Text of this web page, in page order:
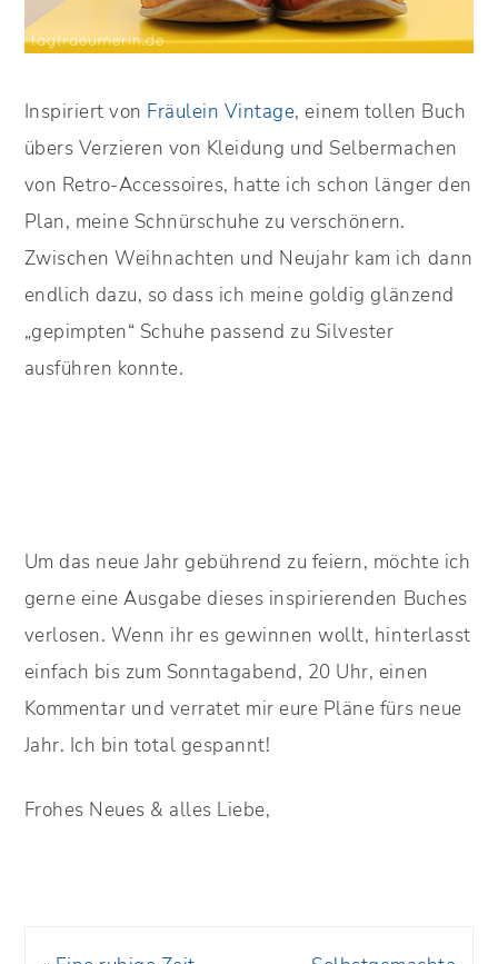
Inspiriert von Fräulein Vintage, einem tollen Buch
übers Verzieren von Kleidung und Selbermachen
von Retro-Accessoires, hatte ich schon länger den
Plan, meine Schnürschuhe zu verschönern.
Zwischen Weihnachten und Neujahr kam ich dann
endlich dazu, so dass ich meine goldig glänzend
„gepimpten“ Schuhe passend zu Silvester
ausführen konnte.
Um das neue Jahr gebührend zu feiern, möchte ich
gerne eine Ausgabe dieses inspirierenden Buches
verlosen. Wenn ihr es gewinnen wollt, hinterlasst
einfach bis zum Sonntagabend, 20 Uhr, einen
Kommentar und verratet mir eure Pläne fürs neue
Jahr. Ich bin total gespannt!
Frohes Neues & alles Liebe,